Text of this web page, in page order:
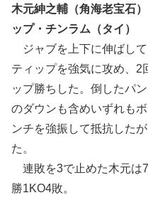
木元紳之輔（角海老宝石
ップ・チンラム（タイ）
ジャブを上下に伸ばし
ティップを強気に攻め、2
ップ勝ちした。倒したパ
のダウンも含めいずれも
ンチを強振して抵抗した
た。
連敗を3で止めた木元は
勝1KO4敗。